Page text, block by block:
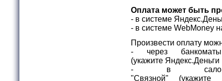
Оплата может быть
- в системе
- в системе
Произвести оплату
- через
(укажите
- в
"Связной" (укажите